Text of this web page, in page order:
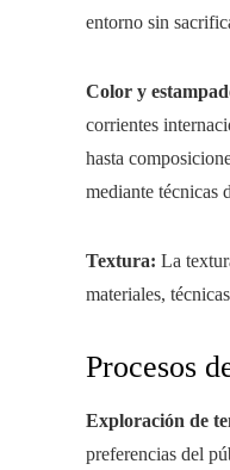
entorno sin
Color y
corrientes
hasta
mediante técnicas
Textura: La
materiales,
Procesos
Exploración de
preferencias del